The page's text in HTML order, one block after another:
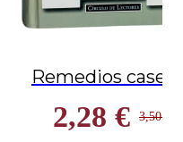
Remedios
3,50 €
2,28 €